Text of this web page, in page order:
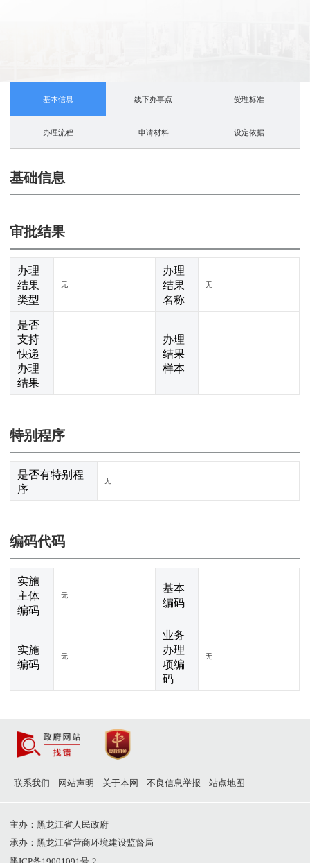
基本信息 线下办事点 受理标准
办理流程 申请材料 设定依据
基础信息
审批结果
办理
结果
类型
无
办理
结果
名称
无
是否
支持
快递
办理
结果
办理
结果
样本
特别程序
是否有特别程
序
无
编码代码
实施
主体
编码
无
基本
编码
实施
编码
无
业务
办理
项编
码
无
联系我们 网站声明 关于本网 不良信息举报 站点地图
主办：黑龙江省人民政府
承办：黑龙江省营商环境建设监督局